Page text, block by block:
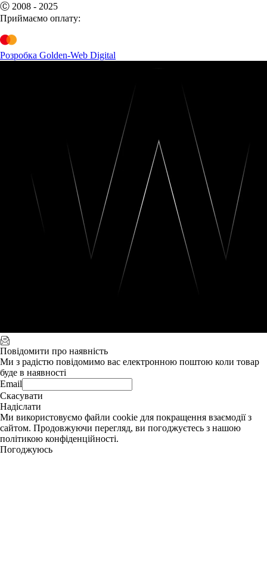
Ⓒ 2008 - 2025
Приймаємо оплату:
Розробка Golden-Web Digital
Повідомити про наявність
Ми з радістю повідомимо вас електронною поштою коли товар
буде в наявності
Email
Скасувати
Надіслати
Ми використовуємо файли cookie для покращення взаємодії з
сайтом. Продовжуючи перегляд, ви погоджуєтесь з нашою
політикою конфіденційності.
Погоджуюсь